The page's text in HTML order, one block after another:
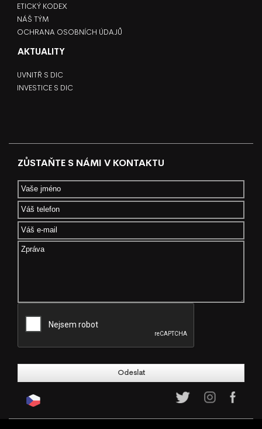
ETICKÝ KODEX
NÁŠ TÝM
OCHRANA OSOBNÍCH ÚDAJŮ
AKTUALITY
UVNITŘ S DIC
INVESTICE S DIC
ZŮSTAŇTE S NÁMI V KONTAKTU
Your Name
Your Telephone
Your Email*
Message